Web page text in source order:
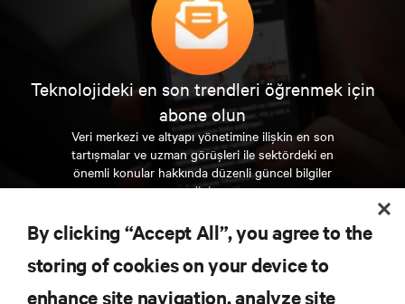
Teknolojideki en son trendleri öğrenmek için
abone olun
Veri merkezi ve altyapı yönetimine ilişkin en son
tartışmalar ve uzman görüşleri ile sektördeki en
önemli konular hakkında düzenli güncel bilgiler
edinin.
ŞİMDİ KAYDOLUN
By clicking “Accept All”, you agree to the
storing of cookies on your device to
enhance site navigation, analyze site